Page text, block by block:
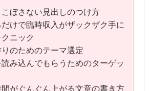
ぼさない見出しのつけ方
けで臨時収入がザックザク手に
ニック
のためのテーマ選定
み込んでもらうためのターゲッ
がぐんぐん上がる文章の書き方